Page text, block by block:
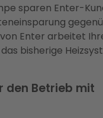
sparen Enter-
Enter arbeitet
bisherige
den Betrieb mit